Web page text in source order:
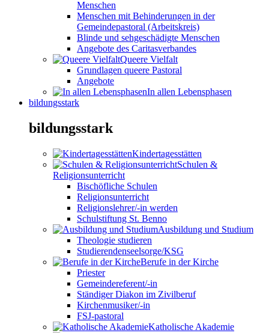
Menschen
Menschen mit Behinderungen in der
Gemeindepastoral (Arbeitskreis)
Blinde und sehgeschädigte Menschen
Angebote des Caritasverbandes
Queere Vielfalt
Grundlagen queere Pastoral
Angebote
In allen Lebensphasen
bildungsstark
bildungsstark
Kindertagesstätten
Schulen &
Religionsunterricht
Bischöfliche Schulen
Religionsunterricht
Religionslehrer/-in werden
Schulstiftung St. Benno
Ausbildung und Studium
Theologie studieren
Studierendenseelsorge/KSG
Berufe in der Kirche
Priester
Gemeindereferent/-in
Ständiger Diakon im Zivilberuf
Kirchenmusiker/-in
FSJ-pastoral
Katholische Akademie